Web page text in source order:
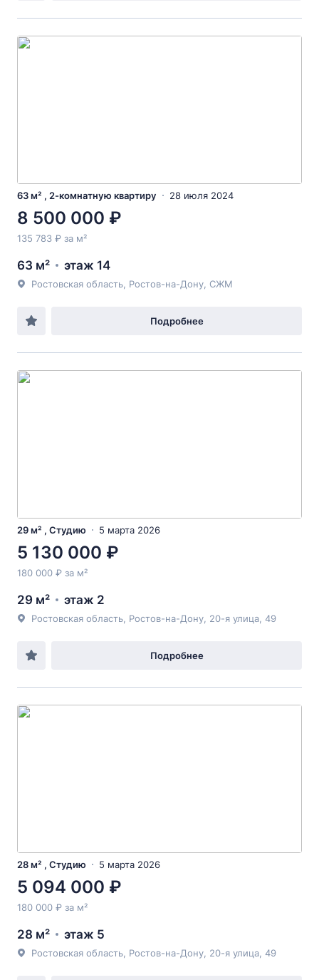
63 м² , 2-комнатную квартиру 28 июля 2024
8 500 000 ₽
135 783 ₽ за м²
63 м² этаж 14
Ростовская область, Ростов-на-Дону, СЖМ
Подробнее
29 м² , Студию 5 марта 2026
5 130 000 ₽
180 000 ₽ за м²
29 м² этаж 2
Ростовская область, Ростов-на-Дону, 20-я улица, 49
Подробнее
28 м² , Студию 5 марта 2026
5 094 000 ₽
180 000 ₽ за м²
28 м² этаж 5
Ростовская область, Ростов-на-Дону, 20-я улица, 49